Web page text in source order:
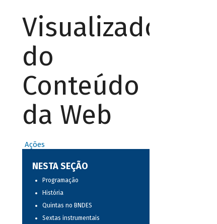
Visualizador
do
Conteúdo
da Web
Ações
NESTA SEÇÃO
Programação
História
Quintas no BNDES
Sextas instrumentais